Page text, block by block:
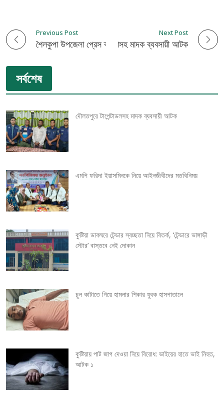
P
o
s
t
n
a
v
i
a
t
i
o
n
Previous Post
শৈলকুপা উপজেলা প্রেস ক্লাবের নতুন কমিটি ঘোষণা
Next Post
ঝিনাইদহে ১০ কেজি গাঁজাসহ মাদক ব্যবসায়ী আটক
সর্বশেষ
দৌলতপুরে টাপেন্টাডলসহ মাদক ব্যবসায়ী আটক
এমপি ফরিদা ইয়াসমিনকে নিয়ে আইনজীবীদের মতবিনিময়
কুষ্টিয়া ডাকঘরে টেন্ডার স্বচ্ছতা নিয়ে বিতর্ক, ‘টেন্ডারে ভাঙ্গাড়ী
স্টোর’ বাস্তবে নেই দোকান
চুল কাটাতে গিয়ে হামলার শিকার যুবক হাসপাতালে
কুষ্টিয়ায় পাট জাগ দেওয়া নিয়ে বিরোধ: ভাইয়ের হাতে ভাই নিহত,
আটক ১